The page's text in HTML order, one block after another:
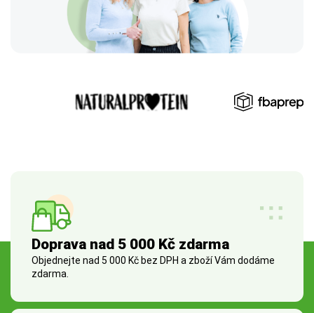
Doprava nad 5 000 Kč zdarma
Objednejte nad 5 000 Kč bez DPH a zboží Vám dodáme
zdarma.